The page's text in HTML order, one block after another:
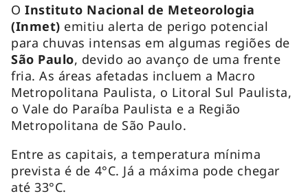
OInstituto Nacional de Meteorologia
(Inmet) emitiu alerta de perigo potencial
para chuvas intensas em algumas regiões de
São Paulo, devido ao avanço de uma frente
fria. As áreas afetadas incluem a Macro
Metropolitana Paulista, o Litoral Sul Paulista,
o Vale do Paraíba Paulista e a Região
Metropolitana de São Paulo.
Entre as capitais, a temperatura mínima
prevista é de 4°C. Já a máxima pode chegar
até 33°C.